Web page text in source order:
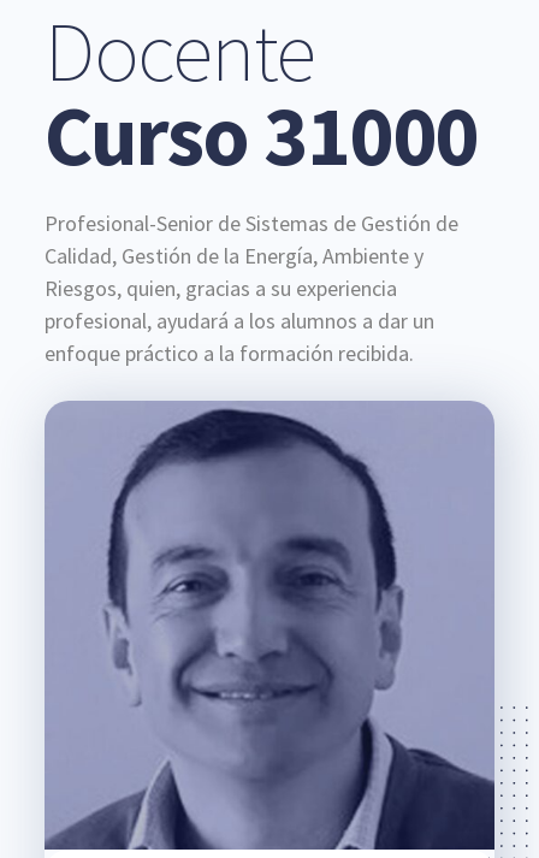
Docente
Curso 31000
Profesional-Senior de Sistemas de Gestión de
Calidad, Gestión de la Energía, Ambiente y
Riesgos, quien, gracias a su experiencia
profesional, ayudará a los alumnos a dar un
enfoque práctico a la formación recibida.